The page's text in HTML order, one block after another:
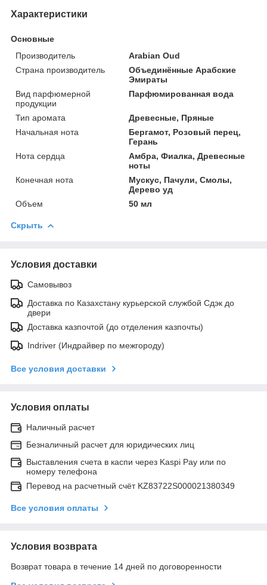
Характеристики
Основные
Производитель
Arabian Oud
Страна производитель
Объединённые Арабские
Эмираты
Вид парфюмерной
продукции
Парфюмированная вода
Тип аромата
Древесные, Пряные
Начальная нота
Бергамот, Розовый перец,
Герань
Нота сердца
Амбра, Фиалка, Древесные
ноты
Конечная нота
Мускус, Пачули, Смолы,
Дерево уд
Объем
50 мл
Скрыть
Условия доставки
Самовывоз
Доставка по Казахстану курьерской службой Сдэк до
двери
Доставка казпочтой (до отделения казпочты)
Indriver (Индрайвер по межгороду)
Все условия доставки
Условия оплаты
Наличный расчет
Безналичный расчет для юридических лиц
Выставления счета в каспи через Kaspi Pay или по
номеру телефона
Перевод на расчетный счёт KZ83722S000021380349
Все условия оплаты
Условия возврата
Возврат товара в течение 14 дней по договоренности